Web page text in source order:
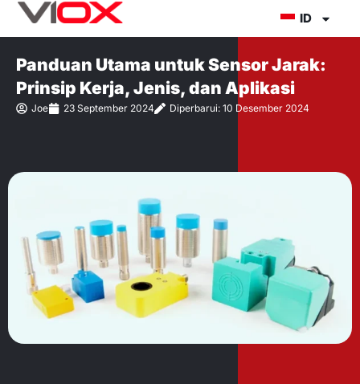
Lewati
ID
Panduan Utama untuk Sensor Jarak:
Prinsip Kerja, Jenis, dan Aplikasi
Joe 23 September 2024 Diperbarui: 10 Desember 2024